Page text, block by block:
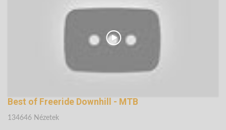
Best of Freeride Downhill - MTB
134646 Nézetek